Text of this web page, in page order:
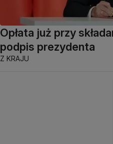
Opłata już przy
podpis prezydenta
Z KRAJU